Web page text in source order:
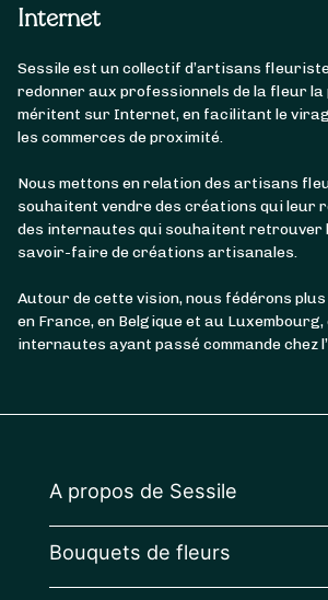
Internet
Sessile est un collectif d’artisans
redonner aux professionnels de la fleur la
méritent sur Internet, en facilitant le
les commerces de proximité.
Nous mettons en relation des artisans
souhaitent vendre des créations qui leur
des internautes qui souhaitent retrouver
savoir-faire de créations artisanales.
Autour de cette vision, nous fédérons
en France, en Belgique et au
internautes ayant passé commande chez
A propos de Sessile
Bouquets de fleurs